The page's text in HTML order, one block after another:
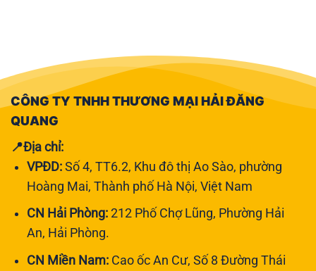
CÔNG TY TNHH THƯƠNG MẠI HẢI ĐĂNG
QUANG
📍Địa chỉ:
VPĐD: Số 4, TT6.2, Khu đô thị Ao Sào, phường
Hoàng Mai, Thành phố Hà Nội, Việt Nam
CN Hải Phòng: 212 Phố Chợ Lũng, Phường Hải
An, Hải Phòng.
CN Miền Nam: Cao ốc An Cư, Số 8 Đường Thái